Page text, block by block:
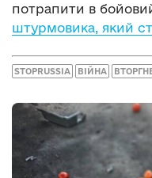
потрапити в
штурмовика, який
STOPRUSSIA ВІЙНА